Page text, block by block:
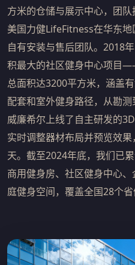
方米的仓储与展示中心，团
美国力健LifeFitness在华东
自有安装与售后团队。2018
积最大的社区健身中心项目
总面积达3200平方米，涵盖
配套和室外健身路径，从勘测
威廉希尔上线了自主研发的
实时调整器材布局并预览效
天。截至2024年底，我们已
商用健身房、社区健身中心
庭健身空间，覆盖全国28个省